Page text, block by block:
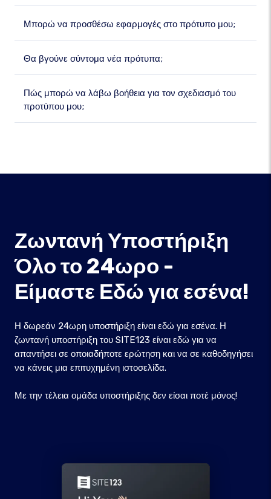
Μπορώ να προσθέσω εφαρμογές στο πρότυπο μου;
Θα βγούνε σύντομα νέα πρότυπα;
Πώς μπορώ να λάβω βοήθεια για τον σχεδιασμό του
προτύπου μου;
Ζωντανή Υποστήριξη
Όλο το 24ωρο -
Είμαστε Εδώ για εσένα!
Η δωρεάν 24ωρη υποστήριξη είναι εδώ για εσένα. Η
ζωντανή υποστήριξη του SITE123 είναι εδώ για να
απαντήσει σε οποιαδήποτε ερώτηση και να σε καθοδηγήσει
να κάνεις μια επιτυχημένη ιστοσελίδα.
Με την τέλεια ομάδα υποστήριξης δεν είσαι ποτέ μόνος!